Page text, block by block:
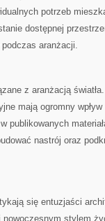
potrzeb
dostępnej
podczas aranżacji.
z aranżacją
mają ogromny wpływ
publikowanych
nastrój oraz
się entuzjaści
stylem